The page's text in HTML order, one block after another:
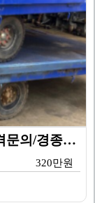
경종콤바인 트레일러/트레일러/규격문의/경종츄레라/202…
320만원